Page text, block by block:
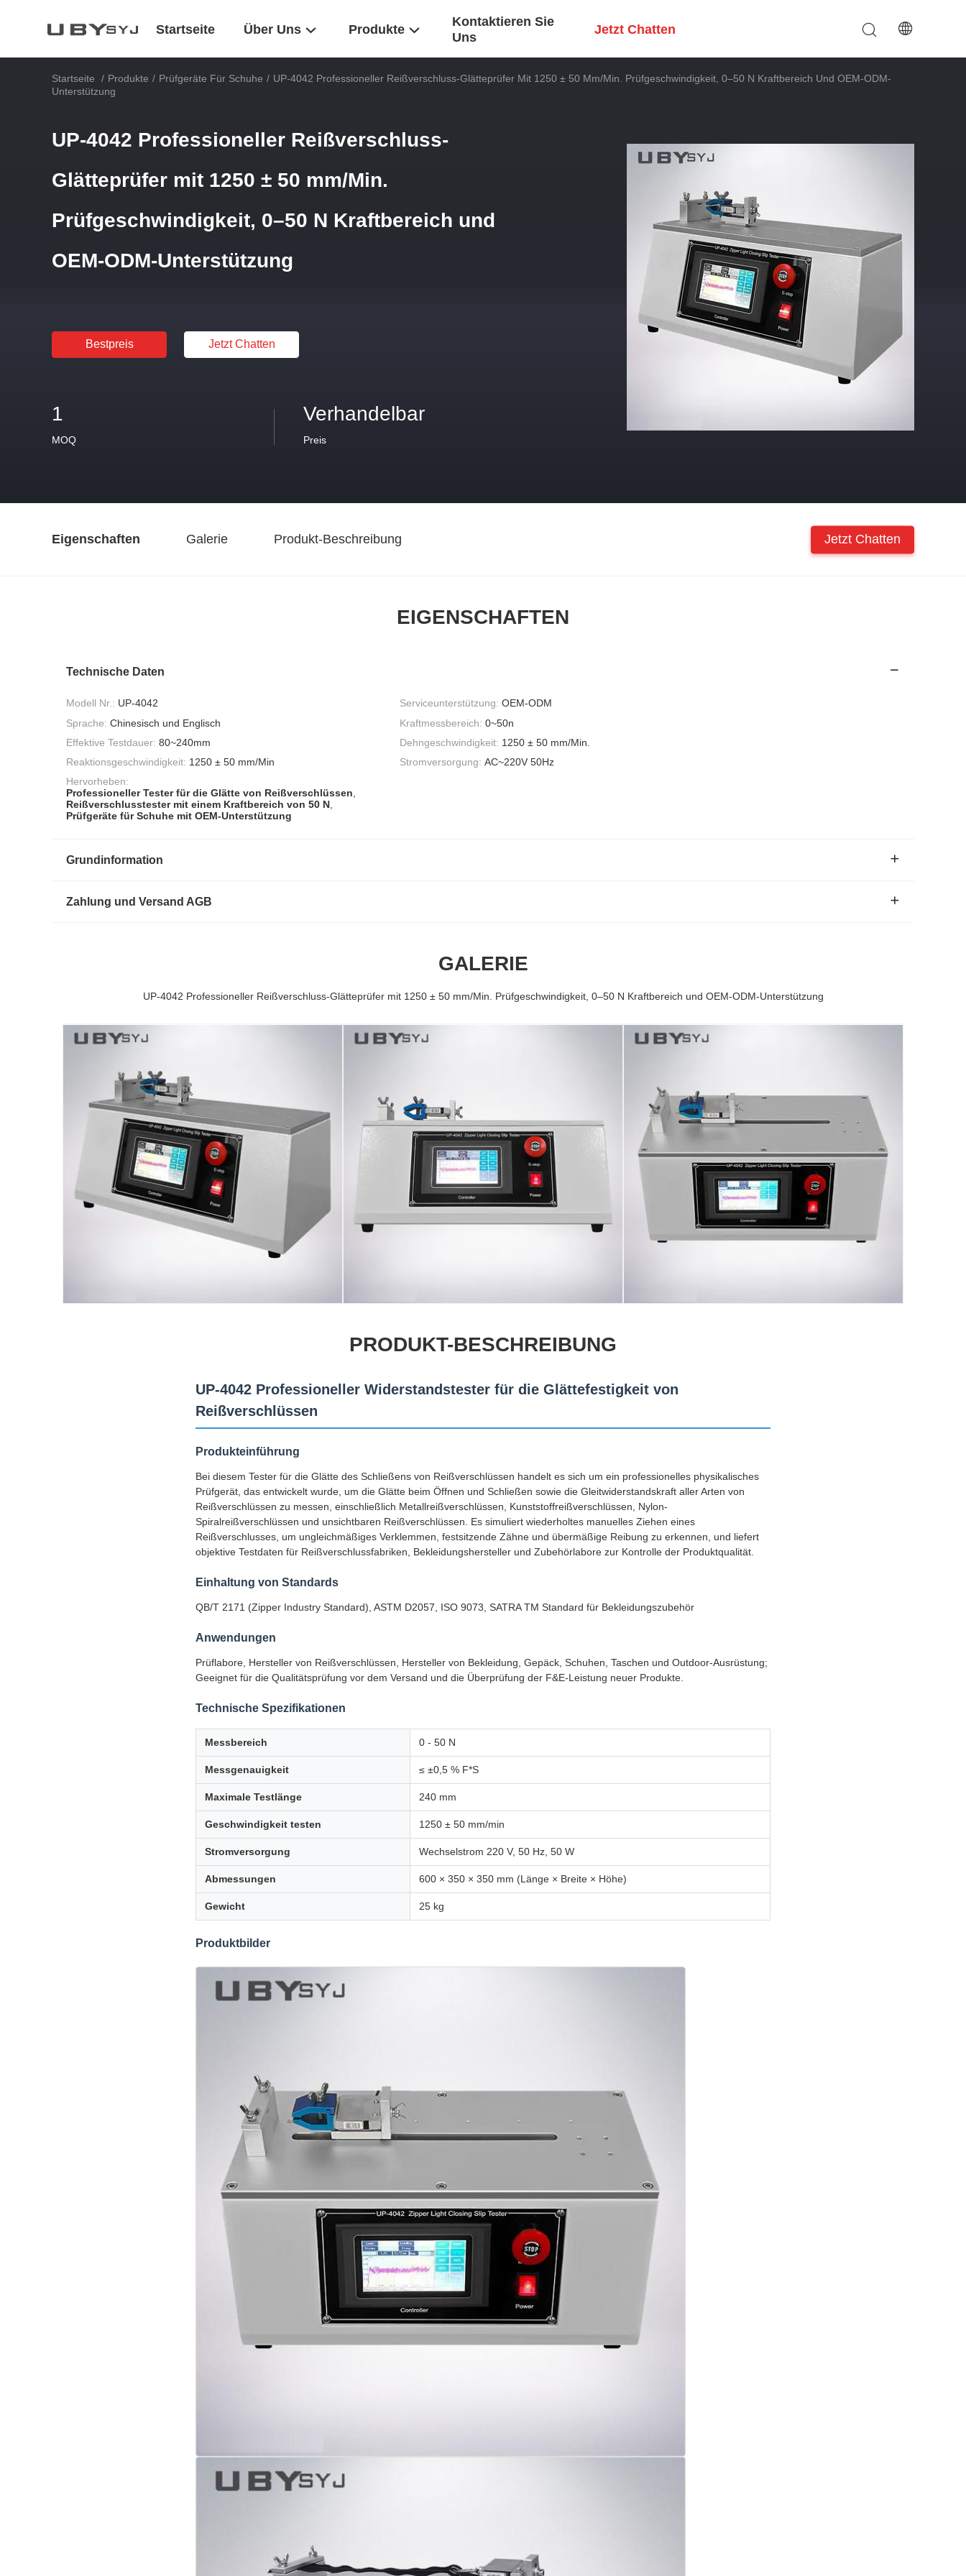
Startseite Über Uns Produkte
Kontaktieren Sie
Uns
Jetzt Chatten
Startseite / Produkte / Prüfgeräte Für Schuhe / UP-4042 Professioneller Reißverschluss-Glätteprüfer Mit 1250 ± 50 Mm/Min. Prüfgeschwindigkeit, 0–50 N Kraftbereich Und OEM-ODM-
Unterstützung
UP-4042 Professioneller Reißverschluss-
Glätteprüfer mit 1250 ± 50 mm/Min.
Prüfgeschwindigkeit, 0–50 N Kraftbereich und
OEM-ODM-Unterstützung
Bestpreis Jetzt Chatten
1
MOQ
Verhandelbar
Preis
Eigenschaften Galerie Produkt-Beschreibung Jetzt Chatten
EIGENSCHAFTEN
Technische Daten
Modell Nr.: UP-4042 Serviceunterstützung: OEM-ODM
Sprache: Chinesisch und Englisch Kraftmessbereich: 0~50n
Effektive Testdauer: 80~240mm Dehngeschwindigkeit: 1250 ± 50 mm/Min.
Reaktionsgeschwindigkeit: 1250 ± 50 mm/Min Stromversorgung: AC~220V 50Hz
Hervorheben:
Professioneller Tester für die Glätte von Reißverschlüssen,
Reißverschlusstester mit einem Kraftbereich von 50 N,
Prüfgeräte für Schuhe mit OEM-Unterstützung
Grundinformation
Zahlung und Versand AGB
GALERIE
UP-4042 Professioneller Reißverschluss-Glätteprüfer mit 1250 ± 50 mm/Min. Prüfgeschwindigkeit, 0–50 N Kraftbereich und OEM-ODM-Unterstützung
PRODUKT-BESCHREIBUNG
UP-4042 Professioneller Widerstandstester für die Glättefestigkeit von
Reißverschlüssen
Produkteinführung
Bei diesem Tester für die Glätte des Schließens von Reißverschlüssen handelt es sich um ein professionelles physikalisches
Prüfgerät, das entwickelt wurde, um die Glätte beim Öffnen und Schließen sowie die Gleitwiderstandskraft aller Arten von
Reißverschlüssen zu messen, einschließlich Metallreißverschlüssen, Kunststoffreißverschlüssen, Nylon-
Spiralreißverschlüssen und unsichtbaren Reißverschlüssen. Es simuliert wiederholtes manuelles Ziehen eines
Reißverschlusses, um ungleichmäßiges Verklemmen, festsitzende Zähne und übermäßige Reibung zu erkennen, und liefert
objektive Testdaten für Reißverschlussfabriken, Bekleidungshersteller und Zubehörlabore zur Kontrolle der Produktqualität.
Einhaltung von Standards
QB/T 2171 (Zipper Industry Standard), ASTM D2057, ISO 9073, SATRA TM Standard für Bekleidungszubehör
Anwendungen
Prüflabore, Hersteller von Reißverschlüssen, Hersteller von Bekleidung, Gepäck, Schuhen, Taschen und Outdoor-Ausrüstung;
Geeignet für die Qualitätsprüfung vor dem Versand und die Überprüfung der F&E-Leistung neuer Produkte.
Technische Spezifikationen
Messbereich 0 - 50 N
Messgenauigkeit ≤ ±0,5 % F*S
Maximale Testlänge 240 mm
Geschwindigkeit testen 1250 ± 50 mm/min
Stromversorgung Wechselstrom 220 V, 50 Hz, 50 W
Abmessungen 600 × 350 × 350 mm (Länge × Breite × Höhe)
Gewicht 25 kg
Produktbilder